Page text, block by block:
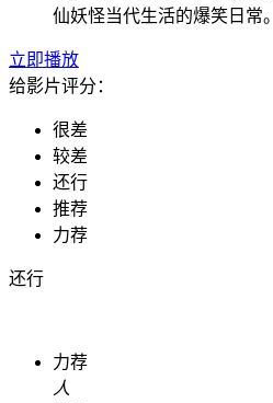
仙妖怪当代生活的爆笑日常。
立即播放
给影片评分：
很差
较差
还行
推荐
力荐
还行
力荐
人